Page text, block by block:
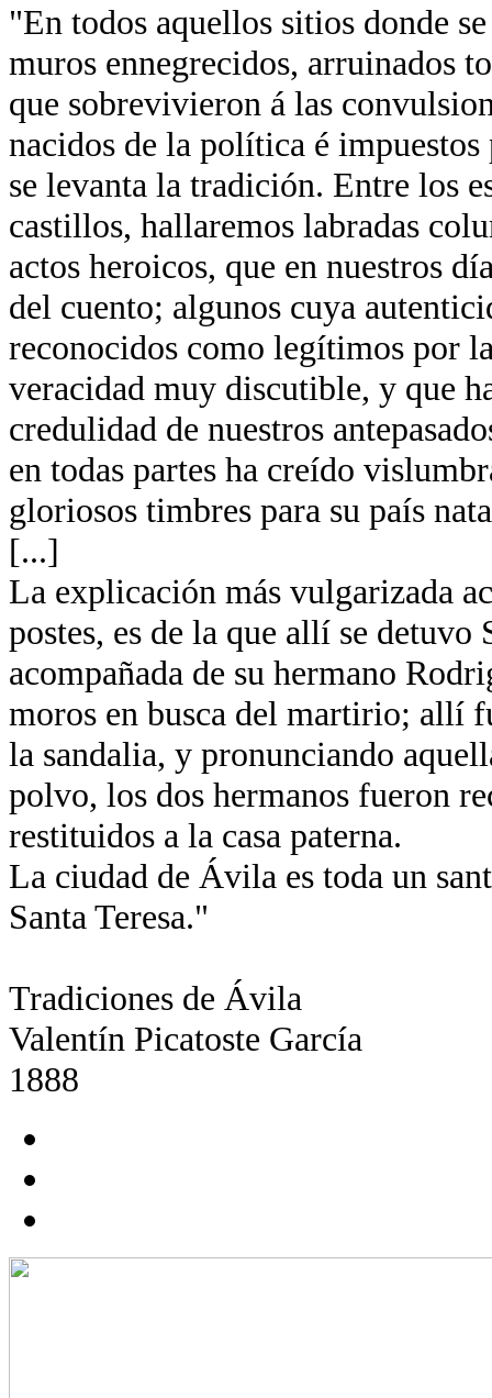
"En todos aquellos sitios donde
muros ennegrecidos, arruinados
que sobrevivieron á las
nacidos de la política é
se levanta la tradición. Entre los
castillos, hallaremos labradas
actos heroicos, que en nuestros
del cuento; algunos cuya
reconocidos como legítimos por
veracidad muy discutible, y que
credulidad de nuestros
en todas partes ha creído
gloriosos timbres para su país
[...]
La explicación más vulgarizada
postes, es de la que allí se detuvo
acompañada de su hermano
moros en busca del martirio; allí
la sandalia, y pronunciando
polvo, los dos hermanos fueron
restituidos a la casa paterna.
La ciudad de Ávila es toda un
Santa Teresa."
Tradiciones de Ávila
Valentín Picatoste García
1888